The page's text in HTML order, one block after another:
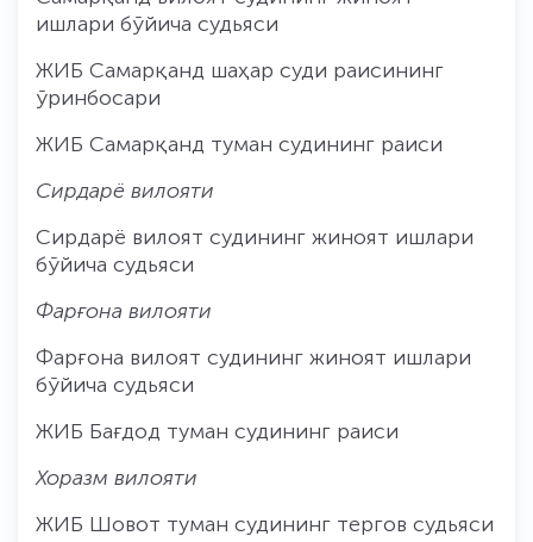
ишлари бўйича судьяси
ЖИБ Самарқанд шаҳар суди раисининг
ўринбосари
ЖИБ Самарқанд туман судининг раиси
Сирдарё вилояти
Сирдарё вилоят судининг жиноят ишлари
бўйича судьяси
Фарғона вилояти
Фарғона вилоят судининг жиноят ишлари
бўйича судьяси
ЖИБ Бағдод туман судининг раиси
Хоразм вилояти
ЖИБ Шовот туман судининг тергов судьяси